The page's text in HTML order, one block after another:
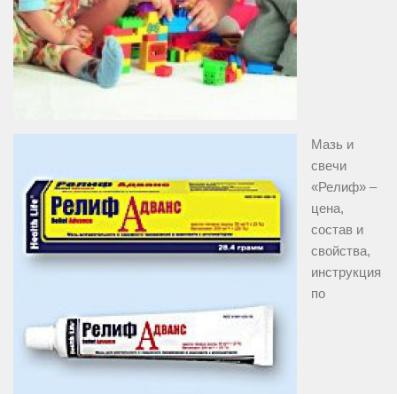
Мазь и
свечи
«Релиф» –
цена,
состав и
свойства,
инструкция
по